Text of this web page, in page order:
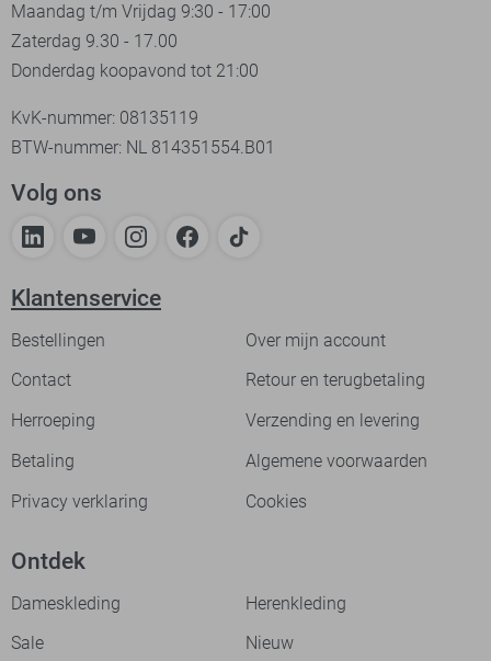
Maandag t/m Vrijdag 9:30 - 17:00
Zaterdag 9.30 - 17.00
Donderdag koopavond tot 21:00
KvK-nummer: 08135119
BTW-nummer: NL 814351554.B01
Volg ons
Klantenservice
Bestellingen
Over mijn account
Contact
Retour en terugbetaling
Herroeping
Verzending en levering
Betaling
Algemene voorwaarden
Privacy verklaring
Cookies
Ontdek
Dameskleding
Herenkleding
Sale
Nieuw